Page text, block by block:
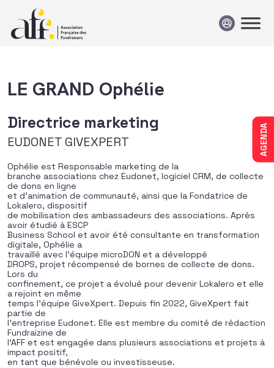
AGENDA
LE GRAND Ophélie
Directrice marketing
EUDONET GIVEXPERT
Ophélie est Responsable marketing de la
branche associations chez Eudonet, logiciel CRM, de collecte
de dons en ligne
et d’animation de communauté, ainsi que la Fondatrice de
Lokalero, dispositif
de mobilisation des ambassadeurs des associations. Après
avoir étudié à ESCP
Business School et avoir été consultante en transformation
digitale, Ophélie a
travaillé avec l’équipe microDON et a développé
DROPS, projet récompensé de bornes de collecte de dons.
Lors du
confinement, ce projet a évolué pour devenir Lokalero et elle
a rejoint en même
temps l’équipe GiveXpert. Depuis fin 2022, GiveXpert fait
partie de
l’entreprise Eudonet. Elle est membre du comité de rédaction
Fundraizine de
l’AFF et est engagée dans plusieurs associations et projets à
impact positif,
en tant que bénévole ou investisseuse.